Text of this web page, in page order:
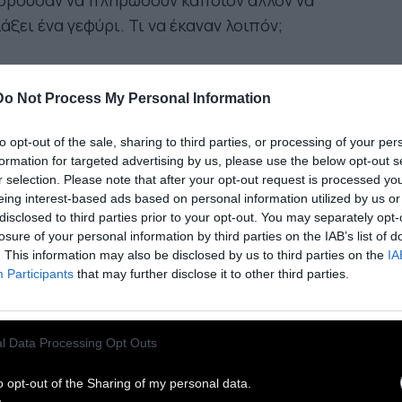
Not Process My Personal Information
opt-out of the sale, sharing to third parties, or processing of your
for targeted advertising by us, please use the below opt-out
selection. Please note that after your opt-out request is processed
interest-based ads based on personal information utilized by us
to third parties prior to your opt-out. You may separately
of your personal information by third parties on the IAB’s list of
This information may also be disclosed by us to third parties on the
Participants that may further disclose it to other third parties.
Data Processing Opt Outs
opt-out of the Sharing of my personal data.
ένα γεφύρι. Τι να έκαναν λοιπόν;
γι αυτή την απελπιστική κατάσταση που
δήμαρχο του Μπωζανσύ που λεγόταν μεσιέ
Μπάααυρν. Του κυρ-δημάρχου του άρεσε κι
να ντύνεται και να στολίζεται. Φορούσε μια
μπέρτα και μια μεγάλη χρυσή αλυσίδα
από το λαιμό του, ακόμα κι όταν κοιμόταν
πηγούνι στα γόνατα.
είπε στο δήμαρχο αυτά που είχε
στην εφημερίδα. Ακόμα, του είπε ότι θα
να χτίσει ένα γεφύρι για να μπορούν οι